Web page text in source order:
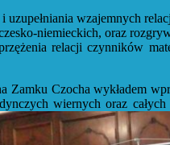
uzupełniania wzajemnych
niemieckich, oraz
relacji czynników
Zamku Czocha wykładem
wiernych oraz